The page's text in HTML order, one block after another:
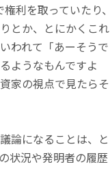
利を取っていたり、
とか、とにかくこれ
われて「あーそうで
ようなもんですよ
家の視点で見たらそ
論になることは、と
状況や発明者の履歴